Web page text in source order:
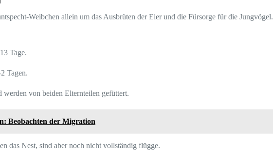
Weibchen allein um das Ausbrüten der Eier und die Fürsorge für die
Tage.
Tagen.
von beiden Elternteilen gefüttert.
Beobachten der Migration
das Nest, sind aber noch nicht vollständig flügge.